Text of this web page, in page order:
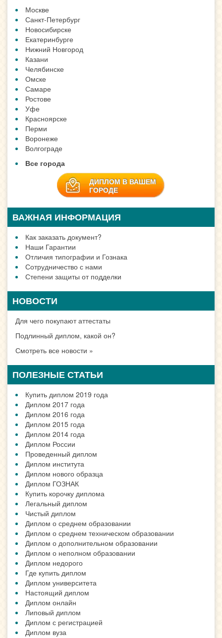
Москве
Санкт-Петербург
Новосибирске
Екатеринбурге
Нижний Новгород
Казани
Челябинске
Омске
Самаре
Ростове
Уфе
Красноярске
Перми
Воронеже
Волгограде
Все города
ДИПЛОМ В ВАШЕМ
ГОРОДЕ
ВАЖНАЯ ИНФОРМАЦИЯ
Как заказать документ?
Наши Гарантии
Отличия типографии и Гознака
Сотрудничество с нами
Степени защиты от подделки
НОВОСТИ
Для чего покупают аттестаты
Подлинный диплом, какой он?
Смотреть все новости »
ПОЛЕЗНЫЕ СТАТЬИ
Купить диплом 2019 года
Диплом 2017 года
Диплом 2016 года
Диплом 2015 года
Диплом 2014 года
Диплом России
Проведенный диплом
Диплом института
Диплом нового образца
Диплом ГОЗНАК
Купить корочку диплома
Легальный диплом
Чистый диплом
Диплом о среднем образовании
Диплом о среднем техническом образовании
Диплом о дополнительном образовании
Диплом о неполном образовании
Диплом недорого
Где купить диплом
Диплом университета
Настоящий диплом
Диплом онлайн
Липовый диплом
Диплом с регистрацией
Диплом вуза